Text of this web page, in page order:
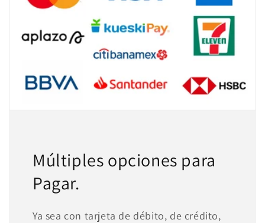
Múltiples opciones para
Pagar.
Ya sea con tarjeta de débito, de crédito,